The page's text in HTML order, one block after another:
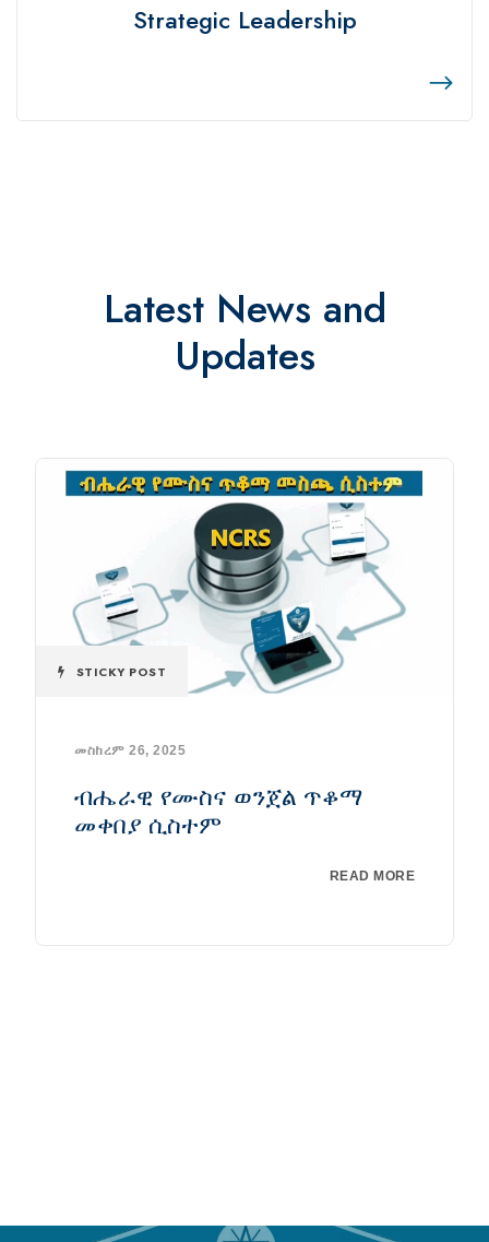
Strategic Leadership
Latest News and
Updates
STICKY POST
መስከረም 26, 2025
ብሔራዊ የሙስና ወንጀል ጥቆማ
መቀበያ ሲስተም
READ MORE